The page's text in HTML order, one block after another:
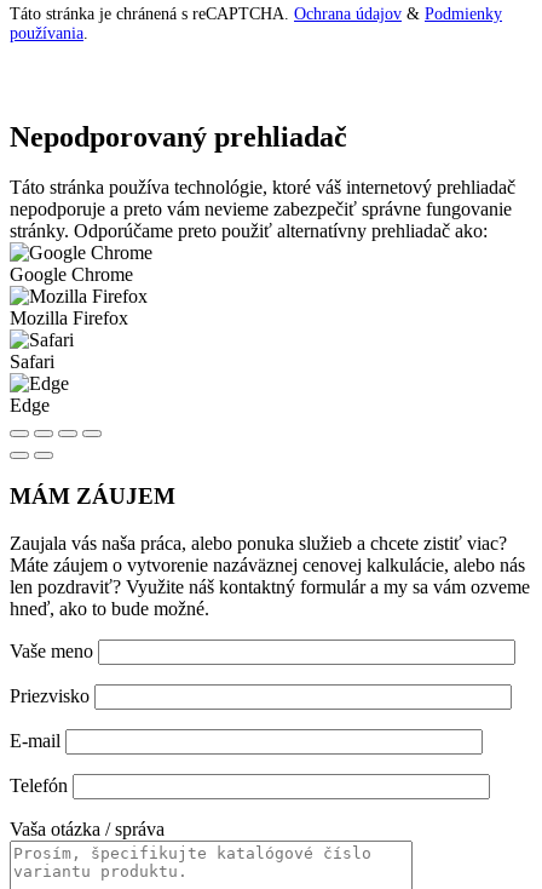
Táto stránka je chránená s reCAPTCHA. Ochrana údajov & Podmienky
používania
Nepodporovaný prehliadač
Táto stránka používa technológie, ktoré váš internetový prehliadač
nepodporuje a preto vám nevieme zabezpečiť správne fungovanie
stránky. Odporúčame preto použiť alternatívny prehliadač ako:
Google Chrome
Mozilla Firefox
Safari
Edge
MÁM ZÁUJEM
Zaujala vás naša práca, alebo ponuka služieb a chcete zistiť viac?
Máte záujem o vytvorenie nazáväznej cenovej kalkulácie, alebo nás
len pozdraviť? Využite náš kontaktný formulár a my sa vám ozveme
hneď, ako to bude možné.
Vaše meno
Priezvisko
E-mail
Telefón
Vaša otázka / správa